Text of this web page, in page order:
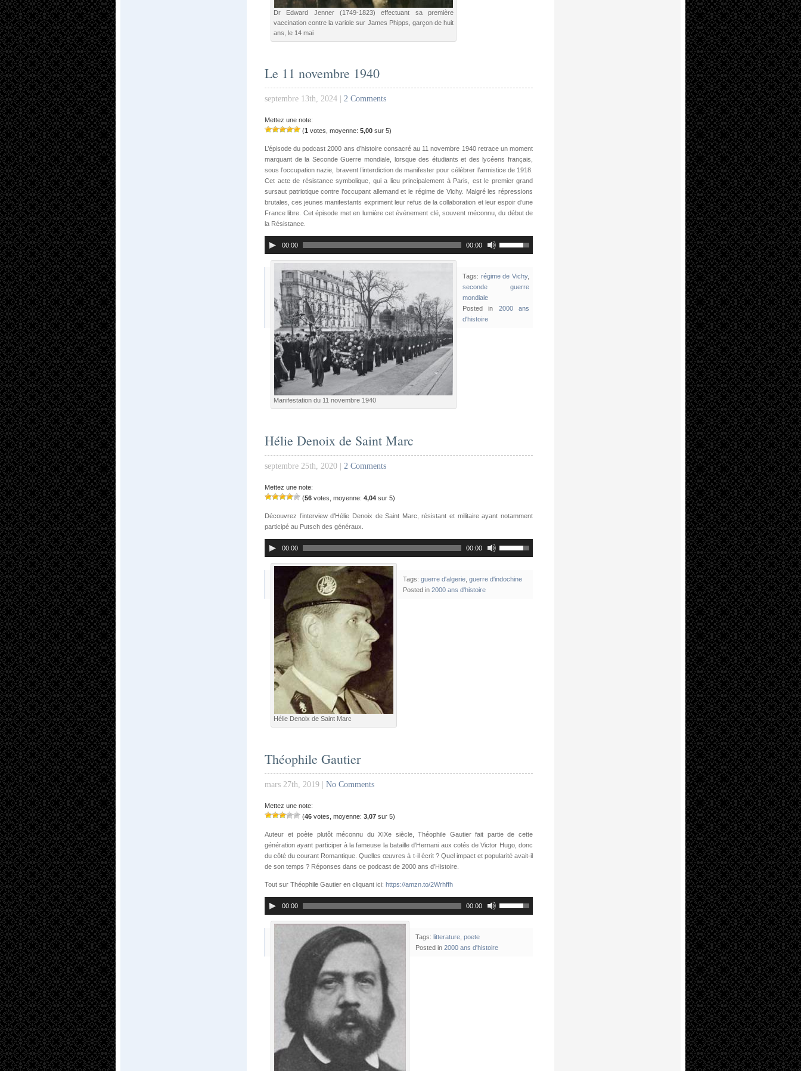
Dr Edward Jenner (1749-1823) effectuant sa première
vaccination contre la variole sur James Phipps, garçon de huit
ans, le 14 mai
Le 11 novembre 1940
septembre 13th, 2024 | 2 Comments
Mettez une note:
(1 votes, moyenne: 5,00 sur 5)
L’épisode du podcast 2000 ans d’histoire consacré au 11 novembre 1940 retrace un moment
marquant de la Seconde Guerre mondiale, lorsque des étudiants et des lycéens français,
sous l’occupation nazie, bravent l’interdiction de manifester pour célébrer l’armistice de 1918.
Cet acte de résistance symbolique, qui a lieu principalement à Paris, est le premier grand
sursaut patriotique contre l’occupant allemand et le régime de Vichy. Malgré les répressions
brutales, ces jeunes manifestants expriment leur refus de la collaboration et leur espoir d’une
France libre. Cet épisode met en lumière cet événement clé, souvent méconnu, du début de
la Résistance.
00:00 00:00
Manifestation du 11 novembre 1940
Tags: régime de Vichy,
seconde guerre
mondiale
Posted in 2000 ans
d'histoire
Hélie Denoix de Saint Marc
septembre 25th, 2020 | 2 Comments
Mettez une note:
(56 votes, moyenne: 4,04 sur 5)
Découvrez l’interview d’Hélie Denoix de Saint Marc, résistant et militaire ayant notamment
participé au Putsch des généraux.
00:00 00:00
Hélie Denoix de Saint Marc
Tags: guerre d'algerie guerre d'indochine
Posted in 2000 ans d'histoire
Théophile Gautier
mars 27th, 2019 | No Comments
Mettez une note:
(46 votes, moyenne: 3,07 sur 5)
Auteur et poète plutôt méconnu du XIXe siècle, Théophile Gautier fait partie de cette
génération ayant participer à la fameuse la bataille d’Hernani aux cotés de Victor Hugo, donc
du côté du courant Romantique. Quelles œuvres à t-il écrit ? Quel impact et popularité avait-il
de son temps ? Réponses dans ce podcast de 2000 ans d’Histoire.
Tout sur Théophile Gautier en cliquant ici: https://amzn.to/2Wrhffh
00:00 00:00
Tags: litterature poete
Posted in 2000 ans d'histoire